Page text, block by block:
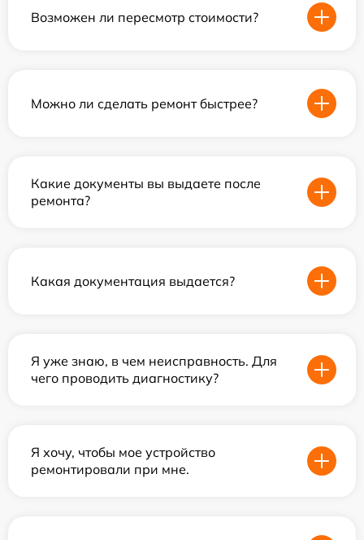
Возможен ли пересмотр стоимости?
Можно ли сделать ремонт быстрее?
Какие документы вы выдаете после
ремонта?
Какая документация выдается?
Я уже знаю, в чем неисправность. Для
чего проводить диагностику?
Я хочу, чтобы мое устройство
ремонтировали при мне.